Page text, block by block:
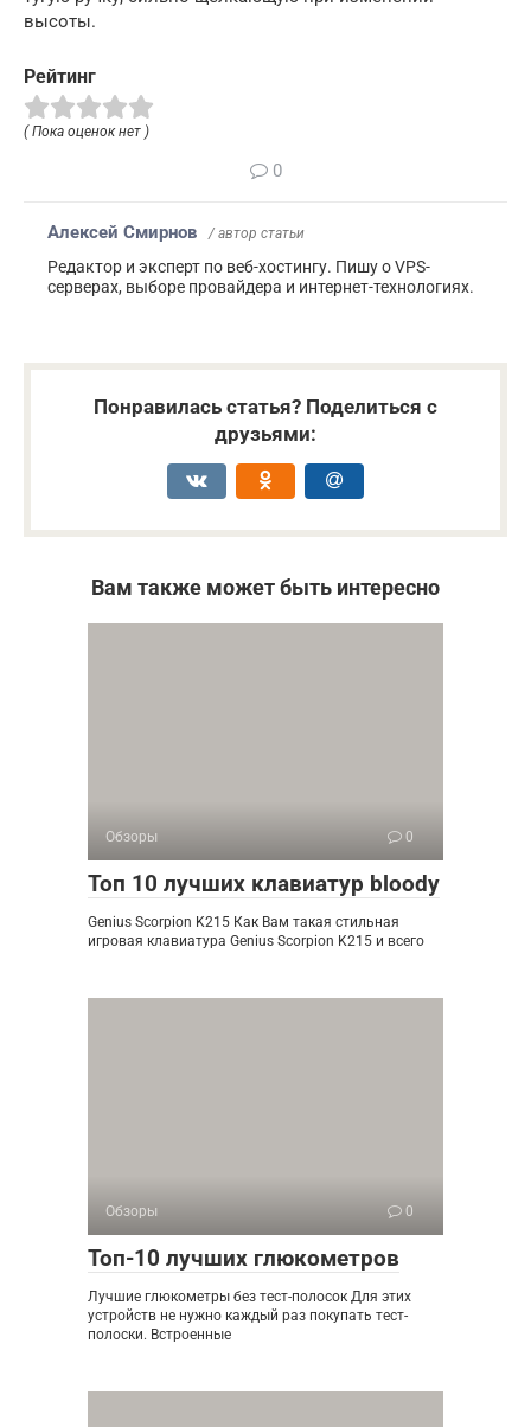
высоты.
Рейтинг
( Пока оценок нет )
0
Алексей Смирнов / автор статьи
Редактор и эксперт по веб-хостингу. Пишу о VPS-
серверах, выборе провайдера и интернет-технологиях.
Понравилась статья? Поделиться с
друзьями:
Вам также может быть интересно
Обзоры 0
Топ 10 лучших клавиатур bloody
Genius Scorpion K215 Как Вам такая стильная
игровая клавиатура Genius Scorpion K215 и всего
Обзоры 0
Топ-10 лучших глюкометров
Лучшие глюкометры без тест-полосок Для этих
устройств не нужно каждый раз покупать тест-
полоски. Встроенные